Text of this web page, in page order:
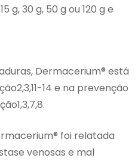
g, 30 g, 50 g ou 120 g e
Dermacerium® está
14 e na prevenção
foi relatada
venosas e mal